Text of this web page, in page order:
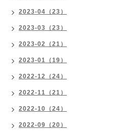
2023-04（23）
2023-03（23）
2023-02（21）
2023-01（19）
2022-12（24）
2022-11（21）
2022-10（24）
2022-09（20）